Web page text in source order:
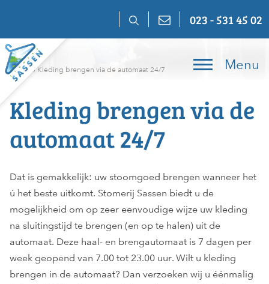
content
023 - 531 45 02
Menu
Home »Kleding brengen via de automaat 24/7
Kleding brengen via de
automaat 24/7
Dat is gemakkelijk: uw stoomgoed brengen wanneer het
ú het beste uitkomt. Stomerij Sassen biedt u de
mogelijkheid om op zeer eenvoudige wijze uw kleding
na sluitingstijd te brengen (en op te halen) uit de
automaat. Deze haal- en brengautomaat is 7 dagen per
week geopend van 7.00 tot 23.00 uur. Wilt u kleding
brengen in de automaat? Dan verzoeken wij u éénmalig